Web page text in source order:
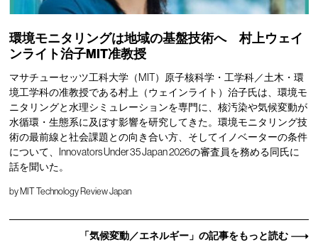
環境モニタリングは地域の基盤技術へ 村上ウェイ
ンライト治子MIT准教授
マサチューセッツ工科大学（MIT）原子核科学・工学科／土木・環
境工学科の准教授である村上（ウェインライト）治子氏は、環境モ
ニタリングと水理シミュレーションを専門に、核汚染や気候変動が
水循環・生態系に及ぼす影響を研究してきた。環境モニタリング技
術の最前線と社会課題との向き合い方、そしてイノベーターの条件
について、Innovators Under 35 Japan 2026の審査員を務める同氏に
話を聞いた。
by MIT Technology Review Japan
「気候変動／エネルギー」の記事をもっと読む